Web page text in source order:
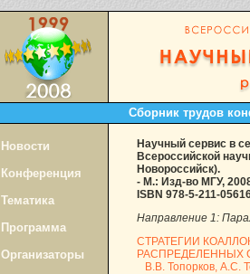
Новости
Конференция
Тематика
Программа
Организаторы
Сборник трудов
Научный сервис в
Всероссийской
Новороссийск).
- М.: Изд-во МГУ,
ISBN 978-5-211-
Направление 1:
СТРАТЕГИИ
РАСПРЕДЕЛЕННЫХ
В.В. Топорков, А.С.